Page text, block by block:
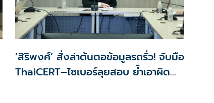
‘สิริพงศ์’ สั่งล่าต้นตอข้อมูลรถรั่ว! จับมือ
ThaiCERT–ไซเบอร์ลุยสอบ ย้ำเอาผิด